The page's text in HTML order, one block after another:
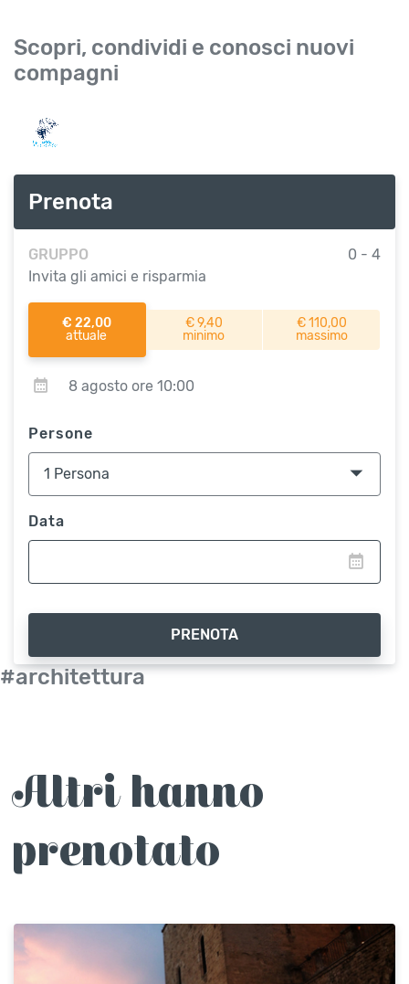
Scopri, condividi e conosci nuovi
compagni
Prenota
GRUPPO
0 - 4
Invita gli amici e risparmia
€ 22,00
attuale
€ 9,40
minimo
€ 110,00
massimo
8 agosto ore 10:00
Persone
Data
PRENOTA
#architettura
Altri hanno
prenotato